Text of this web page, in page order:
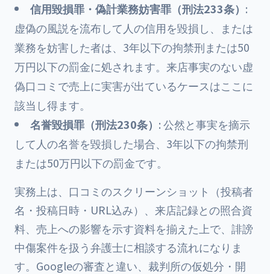
信用毀損罪・偽計業務妨害罪（刑法233条） :
虚偽の風説を流布して人の信用を毀損し、または
業務を妨害した者は、3年以下の拘禁刑または50
万円以下の罰金に処されます。来店事実のない虚
偽口コミで売上に実害が出ているケースはここに
該当し得ます。
名誉毀損罪（刑法230条） : 公然と事実を摘示
して人の名誉を毀損した場合、3年以下の拘禁刑
または50万円以下の罰金です。
実務上は、口コミのスクリーンショット（投稿者
名・投稿日時・URL込み）、来店記録との照合資
料、売上への影響を示す資料を揃えた上で、誹謗
中傷案件を扱う弁護士に相談する流れになりま
す。Googleの審査と違い、裁判所の仮処分・開